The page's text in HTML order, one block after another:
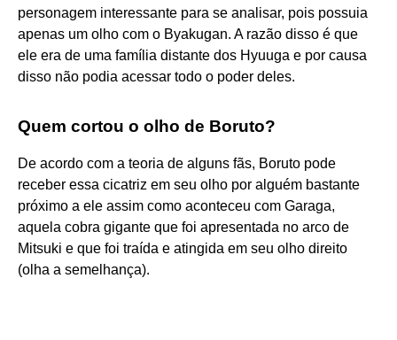
personagem interessante para se analisar, pois possuia
apenas um olho com o Byakugan. A razão disso é que
ele era de uma família distante dos Hyuuga e por causa
disso não podia acessar todo o poder deles.
Quem cortou o olho de Boruto?
De acordo com a teoria de alguns fãs, Boruto pode
receber essa cicatriz em seu olho por alguém bastante
próximo a ele assim como aconteceu com Garaga,
aquela cobra gigante que foi apresentada no arco de
Mitsuki e que foi traída e atingida em seu olho direito
(olha a semelhança).